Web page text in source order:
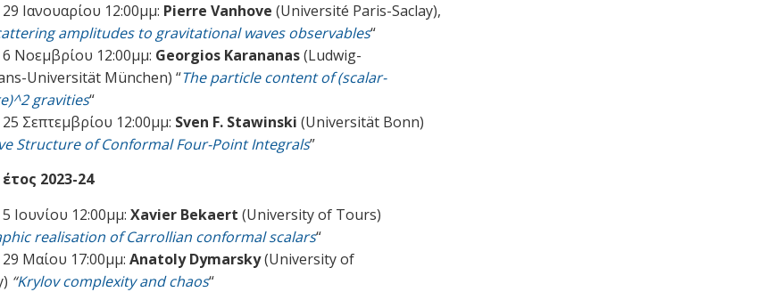
Ιανουαρίου 12:00μμ: Pierre Vanhove (Université Paris-Saclay),
amplitudes to gravitational waves observables“
Νοεμβρίου 12:00μμ: Georgios Karananas(Ludwig-
Universität München) “The particle content of (scalar-
gravities“
Σεπτεμβρίου 12:00μμ: Sven F. Stawinski (Universität Bonn)
Structure of Conformal Four-Point Integrals”
2023-24
Ιουνίου 12:00μμ: Xavier Bekaert (University of Tours)
realisation of Carrollian conformal scalars“
Μαίου 17:00μμ: Anatoly Dymarsky(University of
“Krylov complexity and chaos“